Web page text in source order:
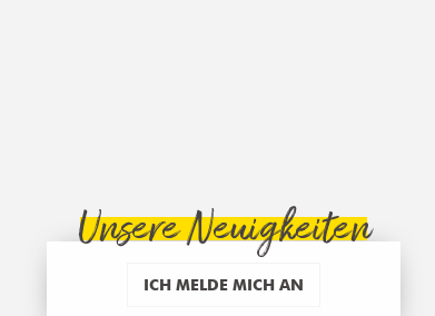
Unsere Neuigkeiten
ICH MELDE MICH AN